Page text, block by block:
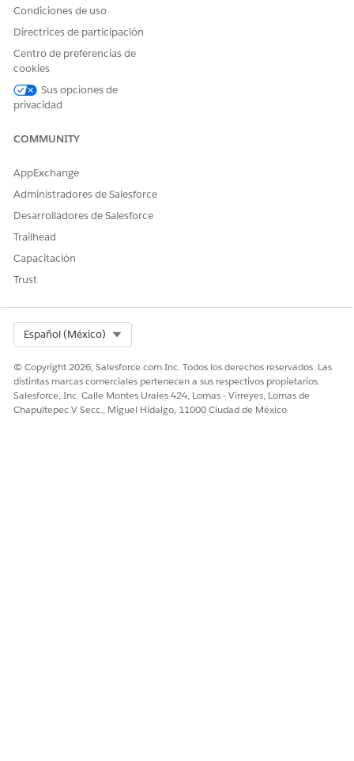
Detalles de pérdida: Los detalles sobre dónde y cuándo se
perdió el dispositivo, incluyendo la ubicación, las
circunstancias y cualquier información útil para ayudar
con la recuperación.
Realización manual
manual al equipo de TI. Puede crear un flujo en Flow Builder
gestores o realización automatizada.
Integración
para admisión o realización. Utilice Flow Builder para crear
flujos personalizados con conectores que definen cómo se
captura y se realiza la solicitud.
¿RESOLVIÓ ESTE ARTÍCULO SU PROBLEMA?
Sí No
Condiciones de uso
Directrices de participación
Centro de preferencias de
cookies
Sus opciones de
privacidad
COMMUNITY
AppExchange
Administradores de Salesforce
Desarrolladores de Salesforce
Trailhead
Capacitación
Trust
Español (México)
© Copyright 2026, Salesforce.com Inc. Todos los derechos reservados. Las
distintas marcas comerciales pertenecen a sus respectivos propietarios.
Salesforce, Inc. Calle Montes Urales 424, Lomas - Virreyes, Lomas de
Chapultepec V Secc., Miguel Hidalgo, 11000 Ciudad de México